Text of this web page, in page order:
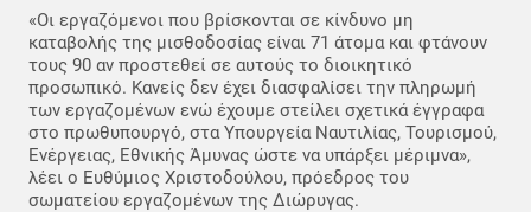
«Οι εργαζόμενοι που βρίσκονται σε κίνδυνο μη
καταβολής της μισθοδοσίας είναι 71 άτομα και φτάνουν
τους 90 αν προστεθεί σε αυτούς το διοικητικό
προσωπικό. Κανείς δεν έχει διασφαλίσει την πληρωμή
των εργαζομένων ενώ έχουμε στείλει σχετικά έγγραφα
στο πρωθυπουργό, στα Υπουργεία Ναυτιλίας, Τουρισμού,
Ενέργειας, Εθνικής Άμυνας ώστε να υπάρξει μέριμνα»,
λέει ο Ευθύμιος Χριστοδούλου, πρόεδρος του
σωματείου εργαζομένων της Διώρυγας.